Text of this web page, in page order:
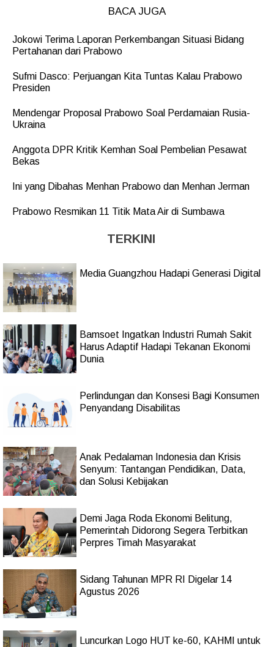
BACA JUGA
Jokowi Terima Laporan Perkembangan Situasi Bidang
Pertahanan dari Prabowo
Sufmi Dasco: Perjuangan Kita Tuntas Kalau Prabowo
Presiden
Mendengar Proposal Prabowo Soal Perdamaian Rusia-
Ukraina
Anggota DPR Kritik Kemhan Soal Pembelian Pesawat
Bekas
Ini yang Dibahas Menhan Prabowo dan Menhan Jerman
Prabowo Resmikan 11 Titik Mata Air di Sumbawa
TERKINI
Media Guangzhou Hadapi Generasi Digital
Bamsoet Ingatkan Industri Rumah Sakit
Harus Adaptif Hadapi Tekanan Ekonomi
Dunia
Perlindungan dan Konsesi Bagi Konsumen
Penyandang Disabilitas
Anak Pedalaman Indonesia dan Krisis
Senyum: Tantangan Pendidikan, Data,
dan Solusi Kebijakan
Demi Jaga Roda Ekonomi Belitung,
Pemerintah Didorong Segera Terbitkan
Perpres Timah Masyarakat
Sidang Tahunan MPR RI Digelar 14
Agustus 2026
Luncurkan Logo HUT ke-60, KAHMI untuk